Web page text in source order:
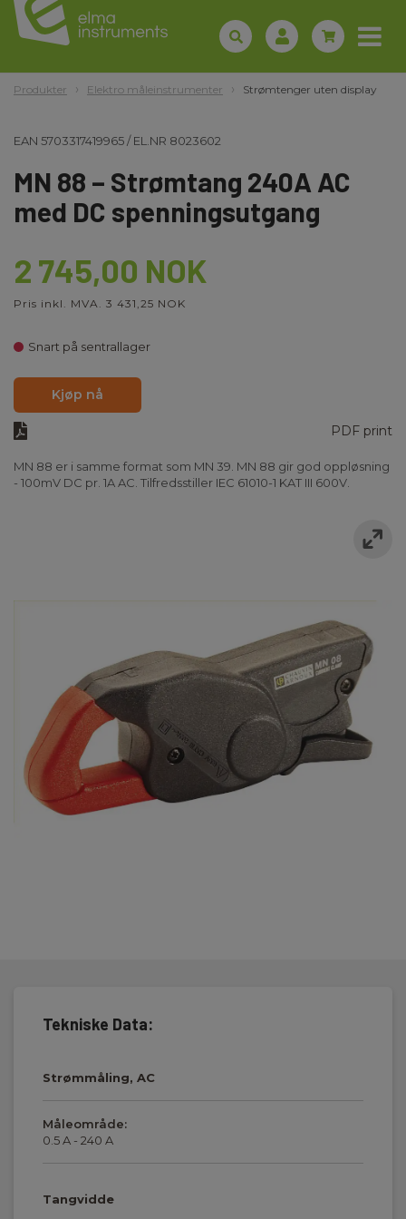
Produkter Elektro måleinstrumenter Strømtenger uten display
EAN 5703317419965/EL.NR 8023602
MN 88 – Strømtang 240A AC
med DC spenningsutgang
2 745,00 NOK
Pris inkl. MVA. 3 431,25 NOK
Snart på sentrallager
Kjøp nå
PDF print
MN 88 er i samme format som MN 39. MN 88 gir god oppløsning
- 100mV DC pr. 1A AC. Tilfredsstiller IEC 61010-1 KAT III 600V.
Tekniske Data:
Strømmåling, AC
Måleområde:
0.5 A - 240 A
Tangvidde